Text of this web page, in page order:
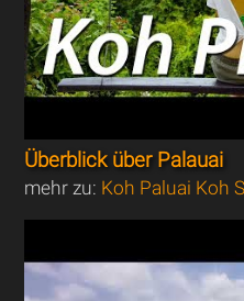
Überblick über Palauai
mehr zu: Koh Paluai Koh